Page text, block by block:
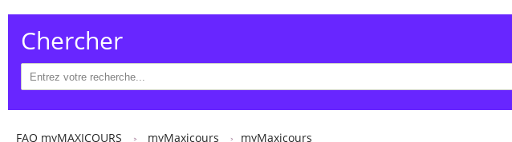
Chercher
FAQ myMAXICOURS myMaxicours myMaxicours